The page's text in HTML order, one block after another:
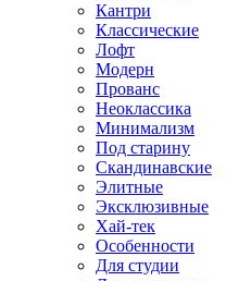
Кантри
Классические
Лофт
Модерн
Прованс
Неоклассика
Минимализм
Под старину
Скандинавские
Элитные
Эксклюзивные
Хай-тек
Особенности
Для студии